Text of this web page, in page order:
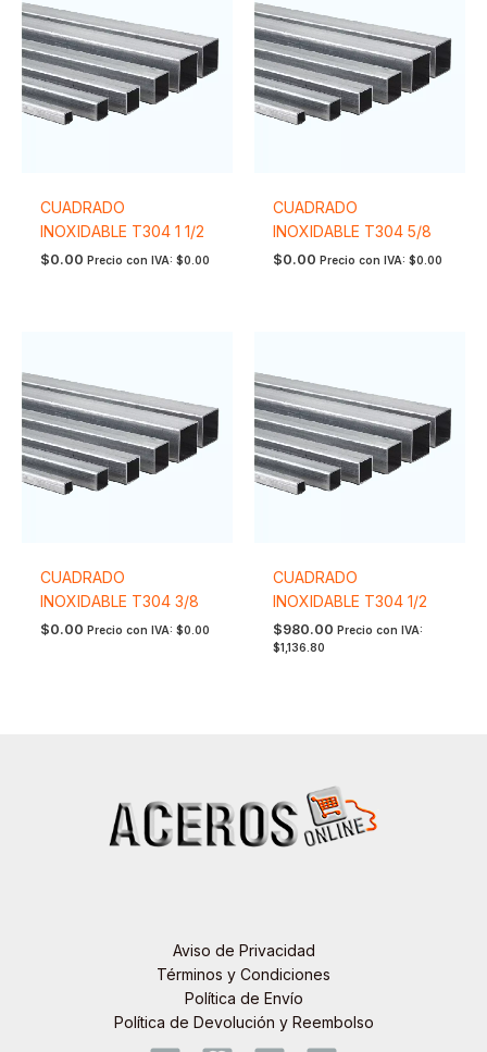
CUADRADO
INOXIDABLE T304 1 1/2
$0.00 Precio con IVA: $0.00
CUADRADO
INOXIDABLE T304 5/8
$0.00 Precio con IVA: $0.00
CUADRADO
INOXIDABLE T304 3/8
$0.00 Precio con IVA: $0.00
CUADRADO
INOXIDABLE T304 1/2
$980.00 Precio con IVA:
$1,136.80
Aviso de Privacidad
Términos y Condiciones
Política de Envío
Política de Devolución y Reembolso